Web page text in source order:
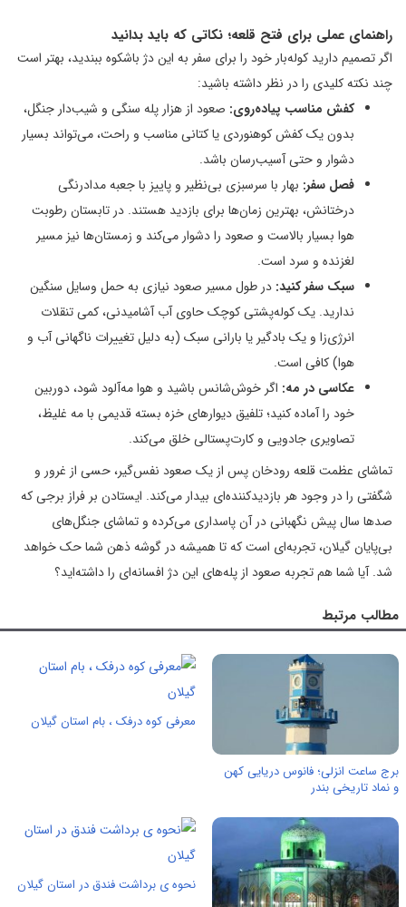
راهنمای عملی برای فتح قلعه؛ نکاتی که باید بدانید
اگر تصمیم دارید کوله‌بار خود را برای سفر به این دژ باشکوه ببندید، بهتر است
چند نکته کلیدی را در نظر داشته باشید:
کفش مناسب پیاده‌روی: صعود از هزار پله سنگی و شیب‌دار جنگل،
بدون یک کفش کوهنوردی یا کتانی مناسب و راحت، می‌تواند بسیار
دشوار و حتی آسیب‌رسان باشد.
فصل سفر: بهار با سرسبزی بی‌نظیر و پاییز با جعبه مدادرنگی
درختانش، بهترین زمان‌ها برای بازدید هستند. در تابستان رطوبت
هوا بسیار بالاست و صعود را دشوار می‌کند و زمستان‌ها نیز مسیر
لغزنده و سرد است.
سبک سفر کنید: در طول مسیر صعود نیازی به حمل وسایل سنگین
ندارید. یک کوله‌پشتی کوچک حاوی آب آشامیدنی، کمی تنقلات
انرژی‌زا و یک بادگیر یا بارانی سبک (به دلیل تغییرات ناگهانی آب و
هوا) کافی است.
عکاسی در مه: اگر خوش‌شانس باشید و هوا مه‌آلود شود، دوربین
خود را آماده کنید؛ تلفیق دیوارهای خزه بسته قدیمی با مه غلیظ،
تصاویری جادویی و کارت‌پستالی خلق می‌کند.
تماشای عظمت قلعه رودخان پس از یک صعود نفس‌گیر، حسی از غرور و
شگفتی را در وجود هر بازدیدکننده‌ای بیدار می‌کند. ایستادن بر فراز برجی که
صدها سال پیش نگهبانی در آن پاسداری می‌کرده و تماشای جنگل‌های
بی‌پایان گیلان، تجربه‌ای است که تا همیشه در گوشه ذهن شما حک خواهد
شد. آیا شما هم تجربه صعود از پله‌های این دژ افسانه‌ای را داشته‌اید؟
مطالب مرتبط
برج ساعت انزلی؛ فانوس دریایی کهن
و نماد تاریخی بندر
معرفی کوه درفک ، بام استان گیلان
نحوه ی برداشت فندق در استان گیلان